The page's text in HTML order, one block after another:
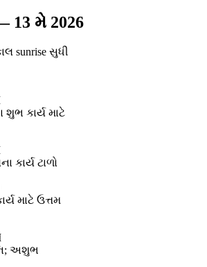
13 મે 2026
sunrise સુધી
શુભ કાર્ય માટે
કાર્ય ટાળો
માટે ઉત્તમ
અશુભ